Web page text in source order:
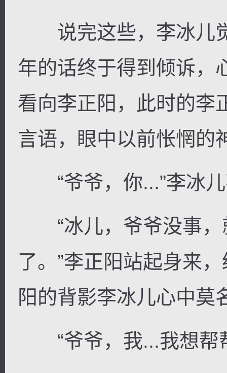
说完这些，李冰儿
年的话终于得到倾诉，
看向李正阳，此时的李
言语，眼中以前怅惘的
“爷爷，你...”李冰儿
“冰儿，爷爷没事，
了。”李正阳站起身来
阳的背影李冰儿心中莫
“爷爷，我...我想帮